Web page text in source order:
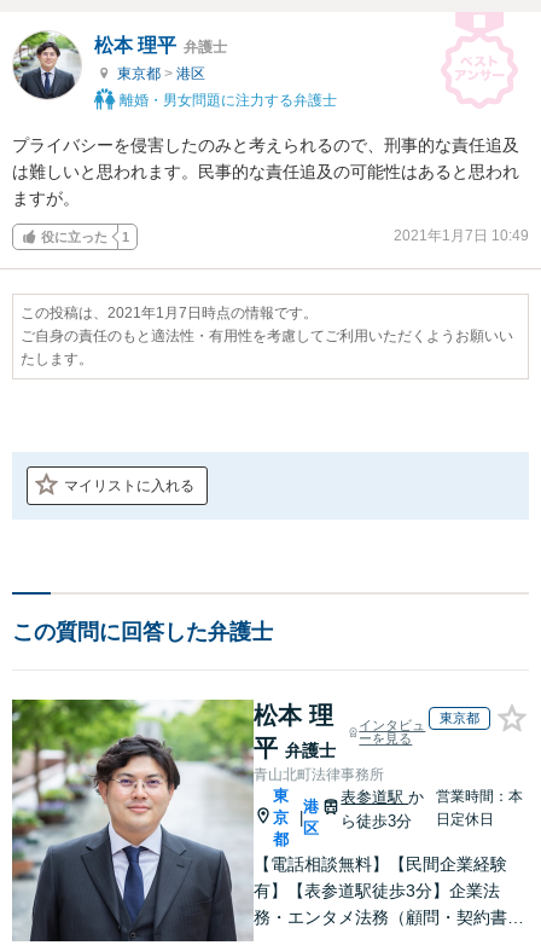
松本 理平 弁護士
東京都 > 港区
離婚・男女問題に注力する弁護士
プライバシーを侵害したのみと考えられるので、刑事的な責任追及
は難しいと思われます。民事的な責任追及の可能性はあると思われ
ますが。
役に立った 1 2021年1月7日 10:49
この投稿は、2021年1月7日時点の情報です。
ご自身の責任のもと適法性・有用性を考慮してご利用いただくようお願いい
たします。
マイリストに入れる
この質問に回答した弁護士
松本 理
平 弁護士
インタビュ
ーを見る
東京都
青山北町法律事務所
東
京
都
|
港
区
表参道駅か
ら徒歩3分
営業時間：本
日定休日
【電話相談無料】【民間企業経験
有】【表参道駅徒歩3分】企業法
務・エンタメ法務（顧問・契約書作